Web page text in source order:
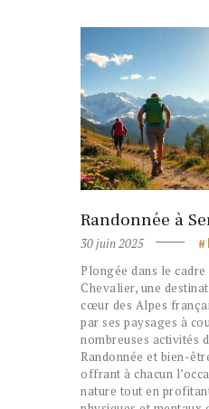
Randonnée à
30 juin 2025
Plongée dans le
Chevalier, une
cœur des Alpes
par ses paysages à
nombreuses activités
Randonnée et bien-
offrant à chacun
nature tout en